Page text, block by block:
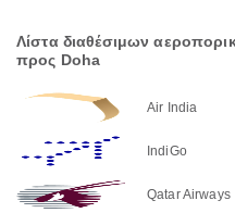
Λίστα διαθέσιμων
προς Doha
Air India
IndiGo
Qatar Airways